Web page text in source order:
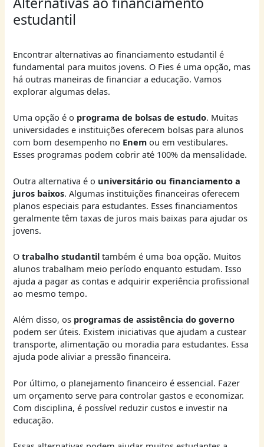
estudantil
Encontrar alternativas ao financiamento estudantil é
fundamental para muitos jovens. O Fies é uma opção, mas
há outras maneiras de financiar a educação. Vamos
explorar algumas delas.
Uma opção é o programa de bolsas de estudo. Muitas
universidades e instituições oferecem bolsas para alunos
com bom desempenho no Enem ou em vestibulares.
Esses programas podem cobrir até 100% da mensalidade.
Outra alternativa é o universitário ou financiamento a
juros baixos. Algumas instituições financeiras oferecem
planos especiais para estudantes. Esses financiamentos
geralmente têm taxas de juros mais baixas para ajudar os
jovens.
Otrabalho studantil também é uma boa opção. Muitos
alunos trabalham meio período enquanto estudam. Isso
ajuda a pagar as contas e adquirir experiência profissional
ao mesmo tempo.
Além disso, os programas de assistência do governo
podem ser úteis. Existem iniciativas que ajudam a custear
transporte, alimentação ou moradia para estudantes. Essa
ajuda pode aliviar a pressão financeira.
Por último, o planejamento financeiro é essencial. Fazer
um orçamento serve para controlar gastos e economizar.
Com disciplina, é possível reduzir custos e investir na
educação.